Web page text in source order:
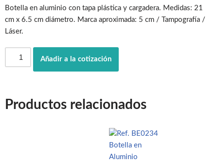
Botella en aluminio con tapa plástica y cargadera. Medidas: 21
cm x 6.5 cm diámetro. Marca aproximada: 5 cm / Tampografía /
Láser.
Añadir a la cotización
Productos relacionados